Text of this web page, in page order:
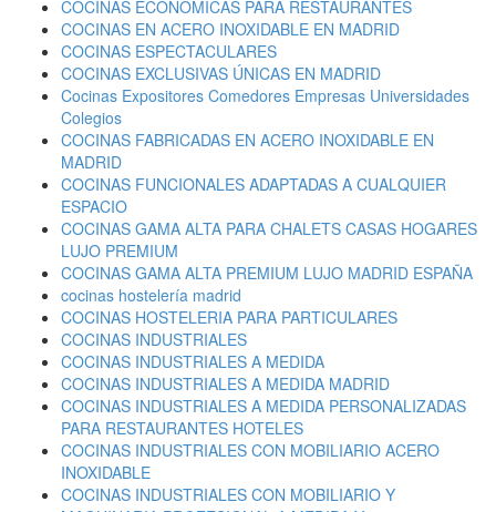
COCINAS ECONOMICAS PARA RESTAURANTES
COCINAS EN ACERO INOXIDABLE EN MADRID
COCINAS ESPECTACULARES
COCINAS EXCLUSIVAS ÚNICAS EN MADRID
Cocinas Expositores Comedores Empresas Universidades
Colegios
COCINAS FABRICADAS EN ACERO INOXIDABLE EN
MADRID
COCINAS FUNCIONALES ADAPTADAS A CUALQUIER
ESPACIO
COCINAS GAMA ALTA PARA CHALETS CASAS HOGARES
LUJO PREMIUM
COCINAS GAMA ALTA PREMIUM LUJO MADRID ESPAÑA
cocinas hostelería madrid
COCINAS HOSTELERIA PARA PARTICULARES
COCINAS INDUSTRIALES
COCINAS INDUSTRIALES A MEDIDA
COCINAS INDUSTRIALES A MEDIDA MADRID
COCINAS INDUSTRIALES A MEDIDA PERSONALIZADAS
PARA RESTAURANTES HOTELES
COCINAS INDUSTRIALES CON MOBILIARIO ACERO
INOXIDABLE
COCINAS INDUSTRIALES CON MOBILIARIO Y